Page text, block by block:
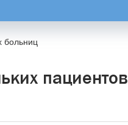
больниц
пациентов